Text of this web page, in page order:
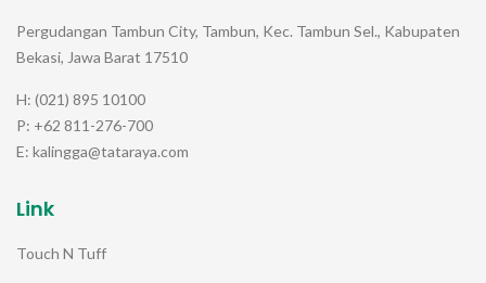
Pergudangan Tambun City, Tambun, Kec. Tambun Sel., Kabupaten
Bekasi, Jawa Barat 17510
H: (021) 895 10100
P: +62 811-276-700
E: kalingga@tataraya.com
Link
Touch N Tuff